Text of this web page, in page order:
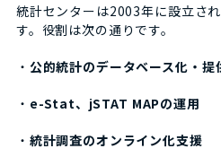
統計センターは2003年に設立さ
す。役割は次の通りです。
・ 公的統計のデータベース化・提
・ e-Stat、jSTAT MAPの運用
・ 統計調査のオンライン化支援